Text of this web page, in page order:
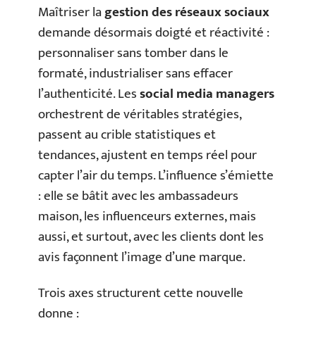
Maîtriser lagestion des réseaux sociaux
demande désormais doigté et réactivité :
personnaliser sans tomber dans le
formaté, industrialiser sans effacer
l’authenticité. Lessocial media managers
orchestrent de véritables stratégies,
passent au crible statistiques et
tendances, ajustent en temps réel pour
capter l’air du temps. L’influence s’émiette
: elle se bâtit avec les ambassadeurs
maison, les influenceurs externes, mais
aussi, et surtout, avec les clients dont les
avis façonnent l’image d’une marque.
Trois axes structurent cette nouvelle
donne :